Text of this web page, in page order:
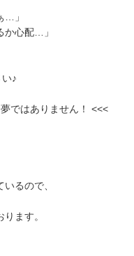
…」
か心配…」
♪
ではありません！ <<<
るので、
ます。